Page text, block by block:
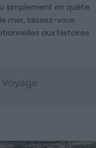
simplement en quête
mer, laissez-vous
aux histoires